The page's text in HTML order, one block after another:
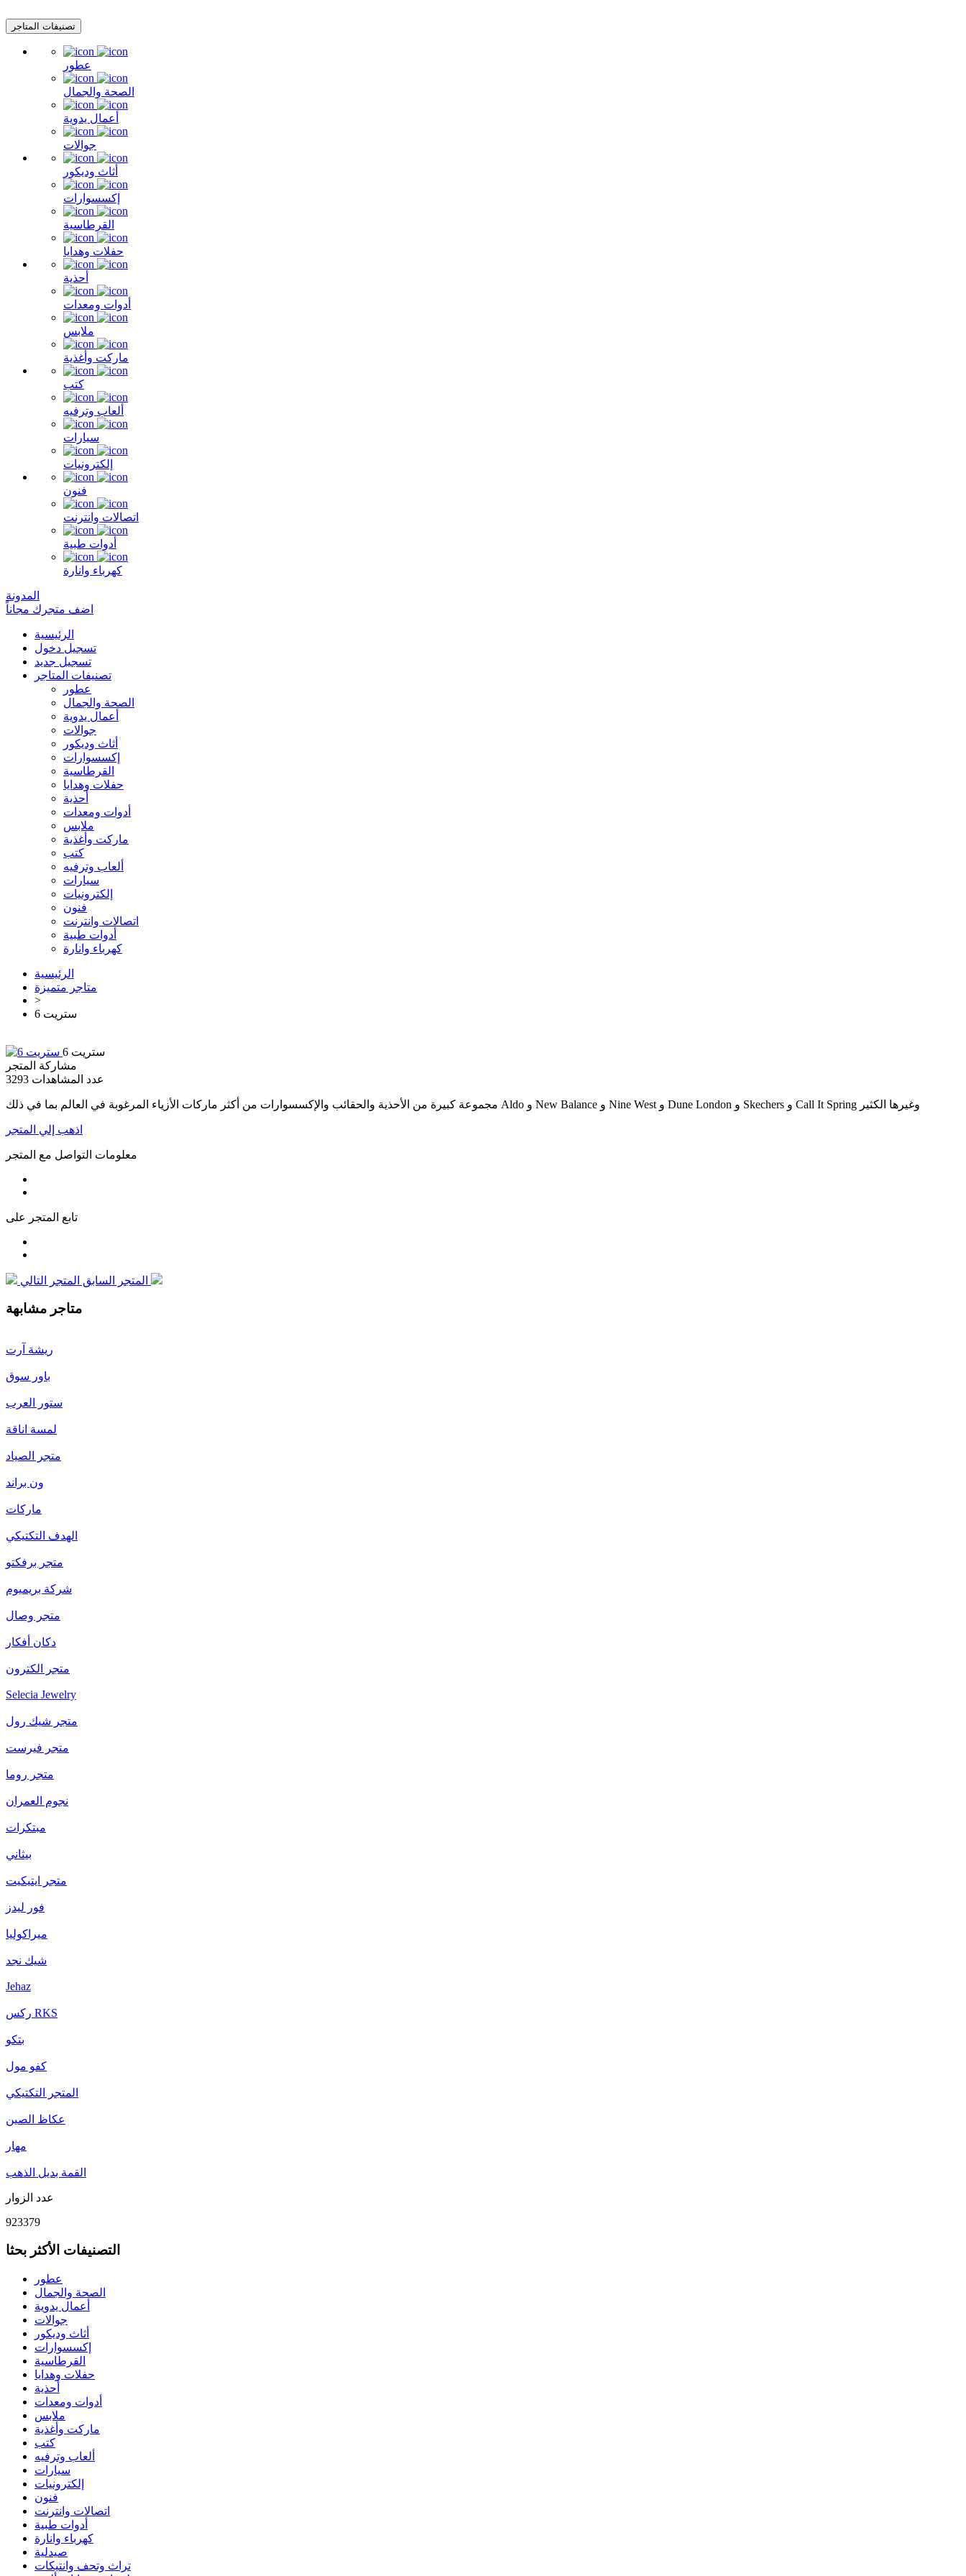
تصنيفات المتاجر
عطور
الصحة والجمال
أعمال يدوية
جوالات
أثاث وديكور
إكسسوارات
القرطاسية
حفلات وهدايا
أحذية
أدوات ومعدات
ملابس
ماركت وأغذية
كتب
ألعاب وترفيه
سيارات
إلكترونيات
فنون
اتصالات وانترنت
أدوات طبية
كهرباء وانارة
المدونة
اضف متجرك مجاناً
الرئيسية
تسجيل دخول
تسجيل جديد
تصنيفات المتاجر
عطور
الصحة والجمال
أعمال يدوية
جوالات
أثاث وديكور
إكسسوارات
القرطاسية
حفلات وهدايا
أحذية
أدوات ومعدات
ملابس
ماركت وأغذية
كتب
ألعاب وترفيه
سيارات
إلكترونيات
فنون
اتصالات وانترنت
أدوات طبية
كهرباء وانارة
الرئيسية
متاجر متميزة
>
6 ستريت
6 ستريت
مشاركة المتجر
عدد المشاهدات 3293
مجموعة كبيرة من الأحذية والحقائب والإكسسوارات من أكثر ماركات الأزياء المرغوبة في العالم بما في ذلك Aldo و New Balance و Nine West و Dune London و Skechers و Call It Spring وغيرها الكثير
اذهب إلي المتجر
معلومات التواصل مع المتجر
تابع المتجر على
المتجر السابق
متاجر مشابهة
ريشة آرت
باور سوق
ستور العرب
لمسة اناقة
متجر الصياد
ون براند
ماركات
الهدف التكتيكي
متجر برفكتو
شركة بريميوم
متجر وصال
دكان أفكار
متجر الكترون
Selecia Jewelry
متجر شيك رول
متجر فيرست
متجر روما
نجوم العمران
مبتكرات
بيثاني
متجر ايتيكيت
فور ليدز
ميراكوليا
شيك نجد
Jehaz
ركس RKS
بتكو
كفو مول
المتجر التكتيكي
عكاظ الصين
مهار
القمة بديل الذهب
عدد الزوار
923379
التصنيفات الأكثر بحثا
عطور
الصحة والجمال
أعمال يدوية
جوالات
أثاث وديكور
إكسسوارات
القرطاسية
حفلات وهدايا
أحذية
أدوات ومعدات
ملابس
ماركت وأغذية
كتب
ألعاب وترفيه
سيارات
إلكترونيات
فنون
اتصالات وانترنت
أدوات طبية
كهرباء وانارة
صيدلية
تراث وتحف وانتيكات